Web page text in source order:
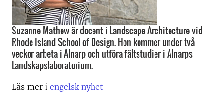
Suzanne Mathew är docent i Landscape Architecture vid
Rhode Island School of Design. Hon kommer under två
veckor arbeta i Alnarp och utföra fältstudier i Alnarps
Landskapslaboratorium.
Läs mer i engelsk nyhet